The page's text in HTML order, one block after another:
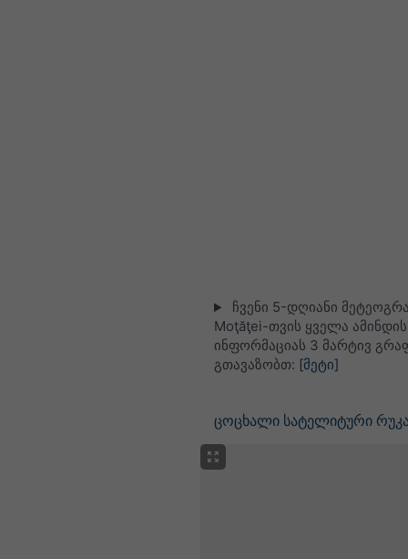
ჩვენი 5-დღიანი
Moţăţei-თვის ყველა ამინდის
ინფორმაციას 3 მარტივ
გთავაზობთ: [მეტი]
ცოცხალი სატელიტური